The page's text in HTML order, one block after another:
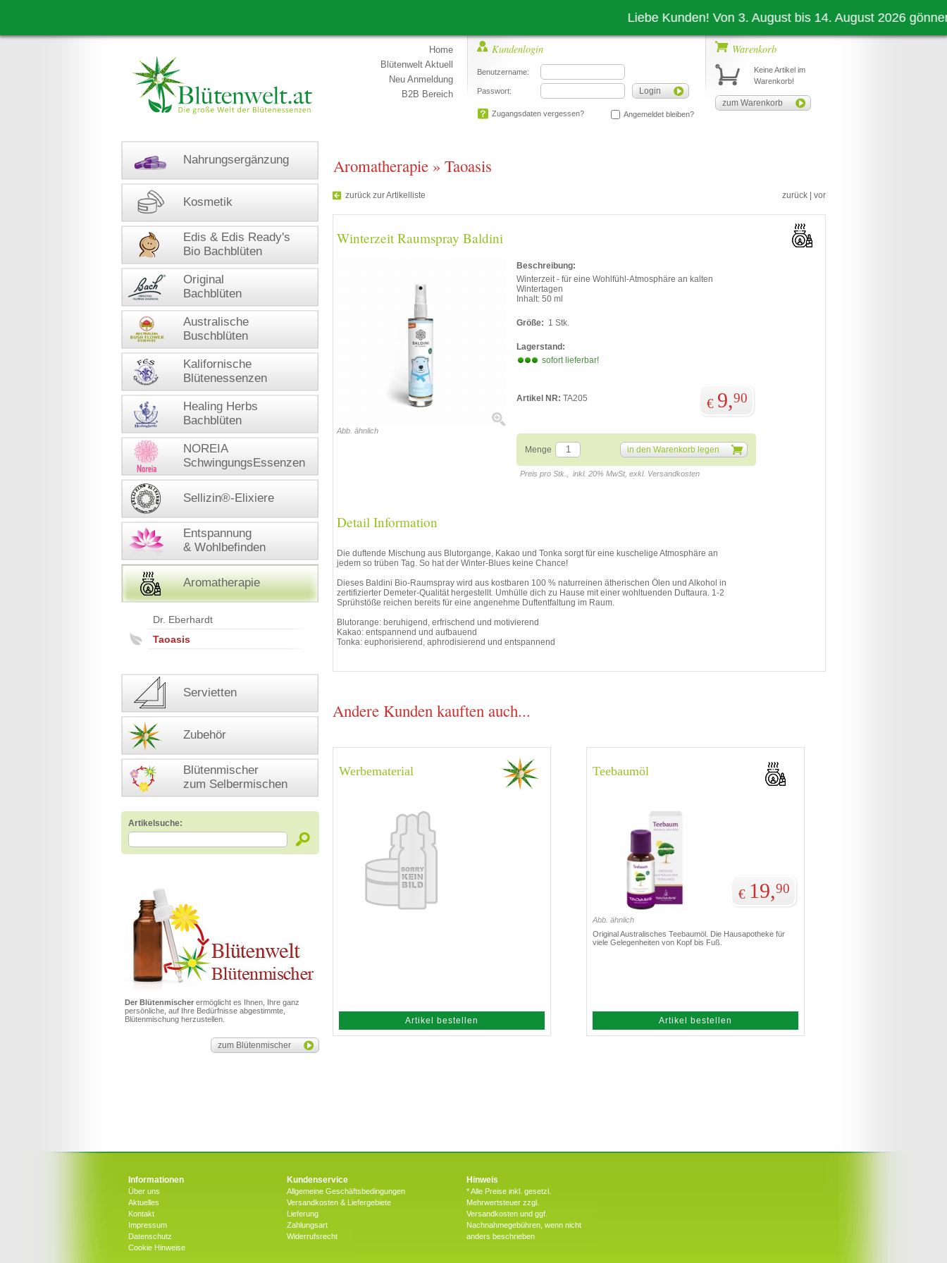
Liebe Kunden! Von 3. August bis 14. August 2026 gönnen
Home
Blütenwelt Aktuell
Neu Anmeldung
B2B Bereich
Kundenlogin
Benutzername:
Passwort: Login
Zugangsdaten vergessen? Angemeldet bleiben?
Warenkorb
Keine Artikel im
Warenkorb!
zum Warenkorb
Nahrungsergänzung
Kosmetik
Edis & Edis Ready's
Bio Bachblüten
Original
Bachblüten
Australische
Buschblüten
Kalifornische
Blütenessenzen
Healing Herbs
Bachblüten
NOREIA
SchwingungsEssenzen
Sellizin®-Elixiere
Entspannung
& Wohlbefinden
Aromatherapie
Dr. Eberhardt
Taoasis
Servietten
Zubehör
Blütenmischer
zum Selbermischen
Artikelsuche:
Der Blütenmischer ermöglicht es Ihnen, Ihre ganz
persönliche, auf Ihre Bedürfnisse abgestimmte,
Blütenmischung herzustellen.
zum Blütenmischer
Aromatherapie » Taoasis
zurück zur Artikelliste zurück vor
Winterzeit Raumspray Baldini
Abb. ähnlich
Beschreibung:
Winterzeit - für eine Wohlfühl-Atmosphäre an kalten
Wintertagen
Inhalt: 50 ml
Größe: 1 Stk.
Lagerstand:
sofort lieferbar!
Artikel NR: TA205 € 9,90
Menge in den Warenkorb legen
Preis pro Stk., inkl. 20% MwSt, exkl. Versandkosten
Detail Information
Die duftende Mischung aus Blutorgange, Kakao und Tonka sorgt für eine kuschelige Atmosphäre an
jedem so trüben Tag. So hat der Winter-Blues keine Chance!
Dieses Baldini Bio-Raumspray wird aus kostbaren 100 % naturreinen ätherischen Ölen und Alkohol in
zertifizierter Demeter-Qualität hergestellt. Umhülle dich zu Hause mit einer wohltuenden Duftaura. 1-2
Sprühstöße reichen bereits für eine angenehme Duftentfaltung im Raum.
Blutorange: beruhigend, erfrischend und motivierend
Kakao: entspannend und aufbauend
Tonka: euphorisierend, aphrodisierend und entspannend
Andere Kunden kauften auch...
Werbematerial
Artikel bestellen
Teebaumöl
Abb. ähnlich
€ 19,90
Original Australisches Teebaumöl. Die Hausapotheke für
viele Gelegenheiten von Kopf bis Fuß.
Artikel bestellen
Informationen
Über uns
Aktuelles
Kontakt
Impressum
Datenschutz
Cookie Hinweise
Kundenservice
Allgemeine Geschäftsbedingungen
Versandkosten & Liefergebiete
Lieferung
Zahlungsart
Widerrufsrecht
Hinweis
* Alle Preise inkl. gesetzl.
Mehrwertsteuer zzgl.
Versandkosten und ggf.
Nachnahmegebühren, wenn nicht
anders beschrieben